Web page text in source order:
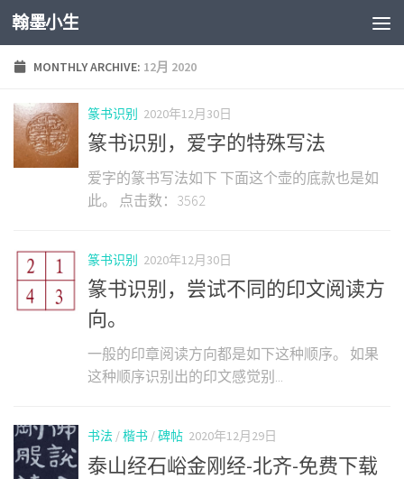
Skip to content
翰墨小生
MONTHLY ARCHIVE: 12月 2020
篆书识别 2020年12月30日
篆书识别，爱字的特殊写法
爱字的篆书写法如下 下面这个壶的底款也是如
此。 点击数：3562
篆书识别 2020年12月30日
篆书识别，尝试不同的印文阅读方
向。
一般的印章阅读方向都是如下这种顺序。 如果
这种顺序识别出的印文感觉别...
书法 /楷书 /碑帖 2020年12月29日
泰山经石峪金刚经-北齐-免费下载